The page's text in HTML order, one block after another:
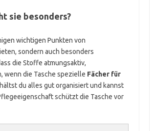
sie besonders?
wichtigen Punkten von
sondern auch besonders
die Stoffe atmungsaktiv,
wenn die Tasche spezielle Fächer für
du alles gut organisiert und kannst
schützt die Tasche vor